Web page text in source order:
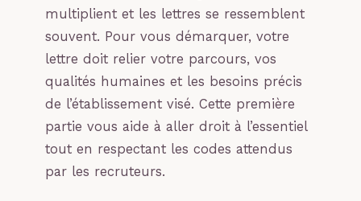
multiplient et les lettres se ressemblent
souvent. Pour vous démarquer, votre
lettre doit relier votre parcours, vos
qualités humaines et les besoins précis
de l’établissement visé. Cette première
partie vous aide à aller droit à l’essentiel
tout en respectant les codes attendus
par les recruteurs.